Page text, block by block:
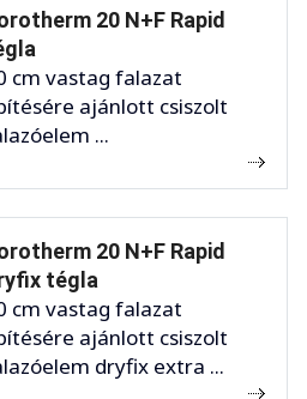
20 N+F Rapid
cm vastag falazat
ajánlott csiszolt
...
20 N+F Rapid
tégla
cm vastag falazat
ajánlott csiszolt
dryfix extra ...